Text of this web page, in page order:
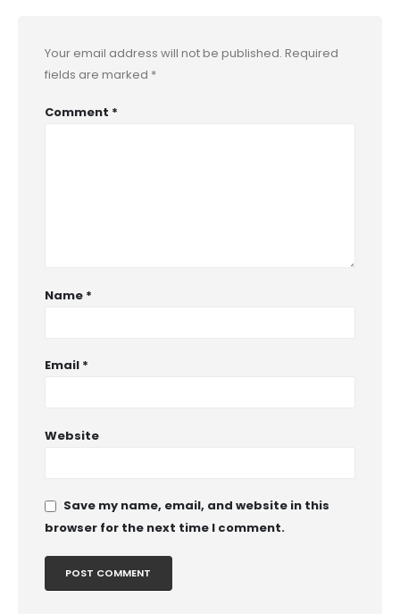
Your email address will not be published. Required
fields are marked *
Comment *
Name *
Email *
Website
Save my name, email, and website in this
browser for the next time I comment.